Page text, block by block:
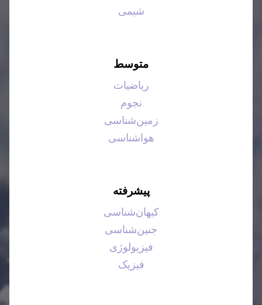
شیمی
متوسط
ریاضیات
نجوم
زمین‌شناسی
هواشناسی
پیشرفته
کیهان‌شناسی
جنین‌شناسی
فیزیولوژی
فیزیک